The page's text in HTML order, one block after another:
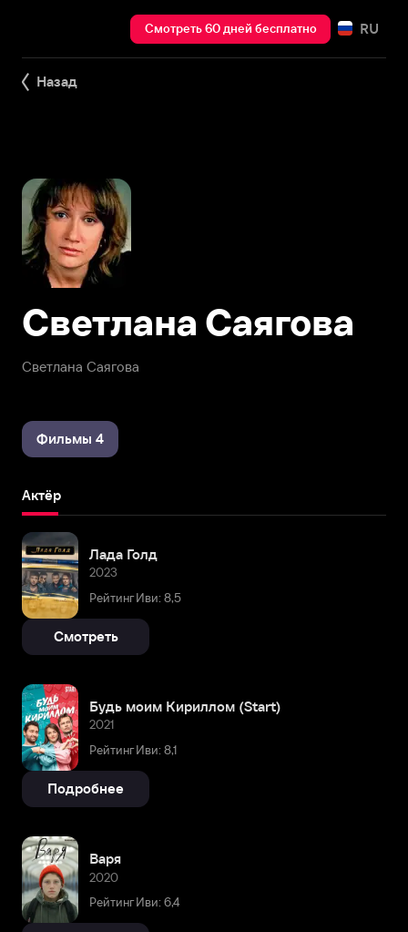
Смотреть 60 дней бесплатно RU
Назад
Светлана Саягова
Светлана Саягова
Фильмы 4
Актёр
Лада Голд
2023
Рейтинг Иви: 8,5
Смотреть
Будь моим Кириллом (Start)
2021
Рейтинг Иви: 8,1
Подробнее
Варя
2020
Рейтинг Иви: 6,4